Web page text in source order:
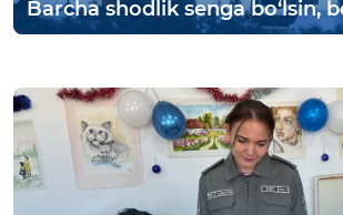
Barcha shodlik senga bo‘lsin,